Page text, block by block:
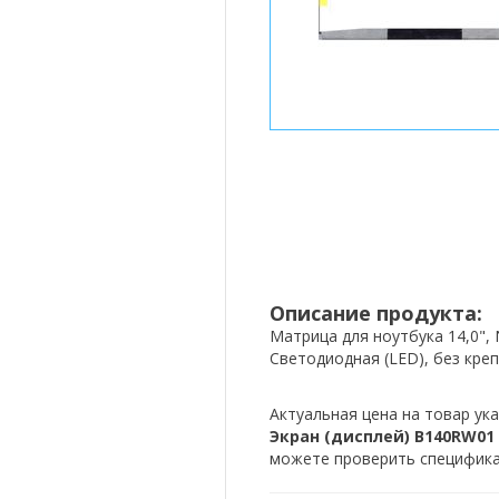
Описание продукта:
Матрица для ноутбука 14,0",
Светодиодная (LED), без
Актуальная цена на товар
Экран (дисплей)
можете проверить